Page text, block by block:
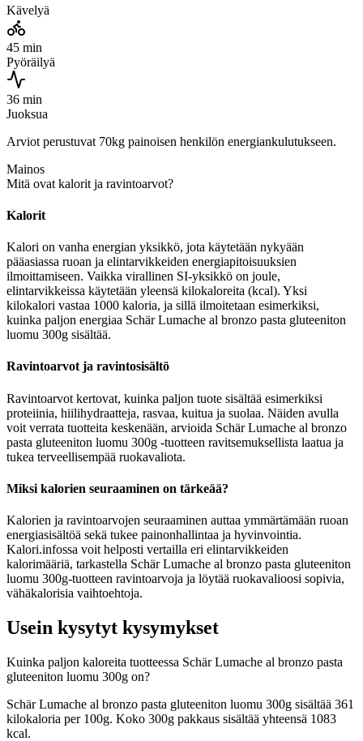
Kävelyä
45 min
Pyöräilyä
36 min
Juoksua
Arviot perustuvat 70kg painoisen henkilön energiankulutukseen.
Mainos
Mitä ovat kalorit ja ravintoarvot?
Kalorit
Kalori on vanha energian yksikkö, jota käytetään nykyään
pääasiassa ruoan ja elintarvikkeiden energiapitoisuuksien
ilmoittamiseen. Vaikka virallinen SI-yksikkö on joule,
elintarvikkeissa käytetään yleensä kilokaloreita (kcal). Yksi
kilokalori vastaa 1000 kaloria, ja sillä ilmoitetaan esimerkiksi,
kuinka paljon energiaa Schär Lumache al bronzo pasta gluteeniton
luomu 300g sisältää.
Ravintoarvot ja ravintosisältö
Ravintoarvot kertovat, kuinka paljon tuote sisältää esimerkiksi
proteiinia, hiilihydraatteja, rasvaa, kuitua ja suolaa. Näiden avulla
voit verrata tuotteita keskenään, arvioida Schär Lumache al bronzo
pasta gluteeniton luomu 300g -tuotteen ravitsemuksellista laatua ja
tukea terveellisempää ruokavaliota.
Miksi kalorien seuraaminen on tärkeää?
Kalorien ja ravintoarvojen seuraaminen auttaa ymmärtämään ruoan
energiasisältöä sekä tukee painonhallintaa ja hyvinvointia.
Kalori.infossa voit helposti vertailla eri elintarvikkeiden
kalorimääriä, tarkastella Schär Lumache al bronzo pasta gluteeniton
luomu 300g-tuotteen ravintoarvoja ja löytää ruokavalioosi sopivia,
vähäkalorisia vaihtoehtoja.
Usein kysytyt kysymykset
Kuinka paljon kaloreita tuotteessa Schär Lumache al bronzo pasta
gluteeniton luomu 300g on?
Schär Lumache al bronzo pasta gluteeniton luomu 300g sisältää 361
kilokaloria per 100g. Koko 300g pakkaus sisältää yhteensä 1083
kcal.